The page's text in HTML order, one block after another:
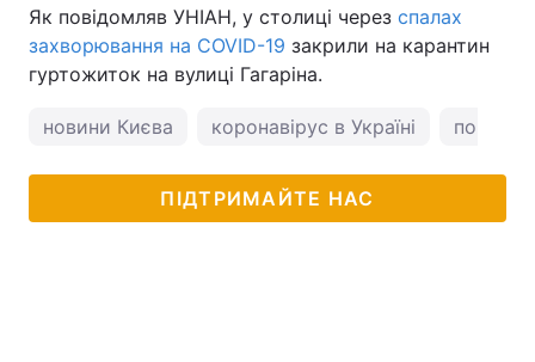
Як повідомляв УНІАН, у столиці через спалах
захворювання на COVID-19 закрили на карантин
гуртожиток на вулиці Гагаріна.
новини Києва коронавірус в Україні погода
ПІДТРИМАЙТЕ НАС